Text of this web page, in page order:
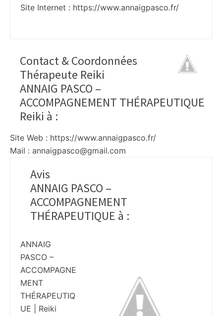
Site Internet : https://www.annaigpasco.fr/
Contact & Coordonnées
Thérapeute Reiki
ANNAIG PASCO –
ACCOMPAGNEMENT THÉRAPEUTIQUE
Reiki à :
Site Web : https://www.annaigpasco.fr/
Mail : annaigpasco@gmail.com
Avis
ANNAIG PASCO –
ACCOMPAGNEMENT
THÉRAPEUTIQUE à :
ANNAIG
PASCO –
ACCOMPAGNE
MENT
THÉRAPEUTIQ
UE | Reiki